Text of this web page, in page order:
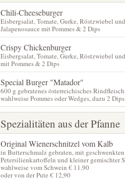
Chili-Cheeseburger
Eisbergsalat, Tomate, Gurke, Röstzwiebel und
Jalapenosauce mit Pommes & 2 Dips
Crispy Chickenburger
Eisbergsalat, Tomate, Gurke, Röstzwiebel
mit Pommes & 2 Dips
Special Burger "Matador"
600 g gebratenes österreichisches Rindfleisch
wahlweise Pommes oder Wedges, dazu 2 Dips
Spezialitäten aus der Pfanne
Original Wienerschnitzel vom Kalb
in Butterschmalz gebraten, mit geschwenkten
Petersilienkartoffeln und kleiner gemischter
wahlweise vom Schwein € 11,90
oder von der Pute € 12,90